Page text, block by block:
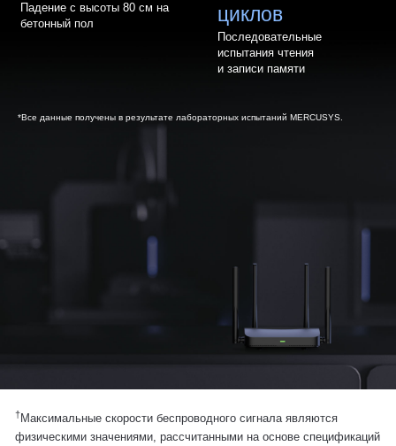
Падение с высоты 80 см на
бетонный пол
циклов
Последовательные
испытания чтения
и записи памяти
*Все данные получены в результате лабораторных испытаний MERCUSYS.
†Максимальные скорости беспроводного сигнала являются
физическими значениями, рассчитанными на основе спецификаций